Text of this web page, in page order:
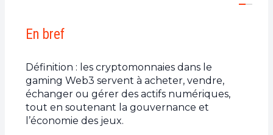
Axie Infinity Shards (AXS) et Smooth Love
Potion (SLP)
b.
Illuvium (ILV)
3. Les cryptos des plateformes de jeux
décentralisées
a. Decentraland (MANA)
b.The Sandbox (SAND)
En bref
Définition : les cryptomonnaies dans le
gaming Web3 servent à acheter, vendre,
échanger ou gérer des actifs numériques,
tout en soutenant la gouvernance et
l’économie des jeux.